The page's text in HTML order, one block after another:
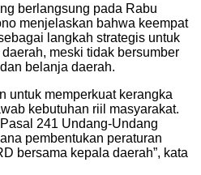
berlangsung pada Rabu
menjelaskan bahwa keempat
langkah strategis untuk
meski tidak bersumber
belanja daerah.
untuk memperkuat kerangka
kebutuhan riil masyarakat.
241 Undang-Undang
pembentukan peraturan
bersama kepala daerah”, kata